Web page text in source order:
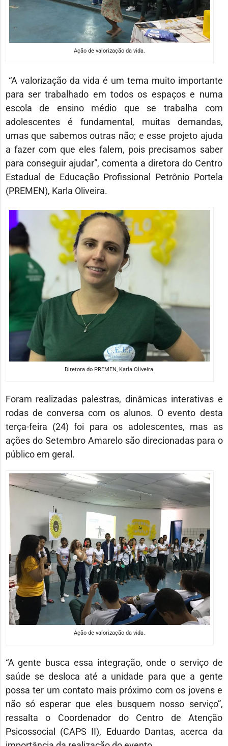
Ação de valorização da vida.
“A valorização da vida é um tema muito importante
para ser trabalhado em todos os espaços e numa
escola de ensino médio que se trabalha com
adolescentes é fundamental, muitas demandas,
umas que sabemos outras não; e esse projeto ajuda
a fazer com que eles falem, pois precisamos saber
para conseguir ajudar”, comenta a diretora do Centro
Estadual de Educação Profissional Petrônio Portela
(PREMEN), Karla Oliveira.
Diretora do PREMEN, Karla Oliveira.
Foram realizadas palestras, dinâmicas interativas e
rodas de conversa com os alunos. O evento desta
terça-feira (24) foi para os adolescentes, mas as
ações do Setembro Amarelo são direcionadas para o
público em geral.
Ação de valorização da vida.
“A gente busca essa integração, onde o serviço de
saúde se desloca até a unidade para que a gente
possa ter um contato mais próximo com os jovens e
não só esperar que eles busquem nosso serviço”,
ressalta o Coordenador do Centro de Atenção
Psicossocial (CAPS II), Eduardo Dantas, acerca da